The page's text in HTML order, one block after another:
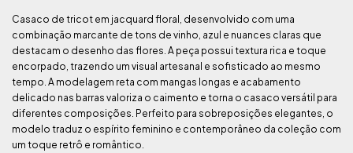
Casaco de tricot em jacquard floral, desenvolvido com uma
combinação marcante de tons de vinho, azul e nuances claras que
destacam o desenho das flores. A peça possui textura rica e toque
encorpado, trazendo um visual artesanal e sofisticado ao mesmo
tempo. A modelagem reta com mangas longas e acabamento
delicado nas barras valoriza o caimento e torna o casaco versátil para
diferentes composições. Perfeito para sobreposições elegantes, o
modelo traduz o espírito feminino e contemporâneo da coleção com
um toque retrô e romântico.